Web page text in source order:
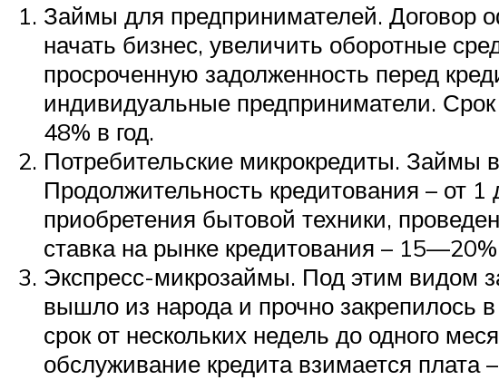
Займы для предпринимателей. Договор
начать бизнес, увеличить оборотные
просроченную задолженность перед
индивидуальные предприниматели.
48% в год.
Потребительские микрокредиты.
Продолжительность кредитования – от
приобретения бытовой техники,
ставка на рынке кредитования –
Экспресс-микрозаймы. Под этим видом
вышло из народа и прочно закрепилось
срок от нескольких недель до одного
обслуживание кредита взимается плата